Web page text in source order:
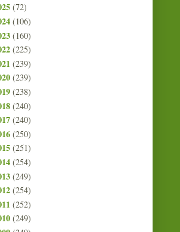
(72)
(106)
(160)
(225)
(239)
(239)
(238)
(240)
(240)
(250)
(251)
(254)
(249)
(254)
(252)
(249)